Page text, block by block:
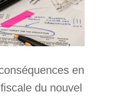
en
du nouvel